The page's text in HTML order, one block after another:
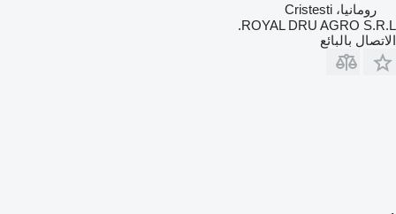
رومانيا، Cristesti
ROYAL DRU AGRO S.R.L.
الاتصال بالبائع